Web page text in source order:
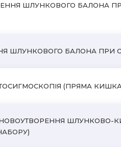
ШЛУНКОВОГО БАЛОНА
ШЛУНКОВОГО БАЛОНА ПРИ
(ПРЯМА
ШЛУНКОВО-